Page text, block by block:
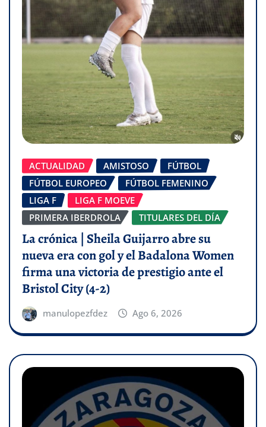
ACTUALIDAD AMISTOSO
FÚTBOL
FÚTBOL EUROPEO
FÚTBOL FEMENINO
LIGA F
LIGA F MOEVE
PRIMERA IBERDROLA
TITULARES DEL DÍA
La crónica | Sheila Guijarro abre su
nueva era con gol y el Badalona Women
firma una victoria de prestigio ante el
Bristol City (4-2)
manulopezfdez Ago 6, 2026